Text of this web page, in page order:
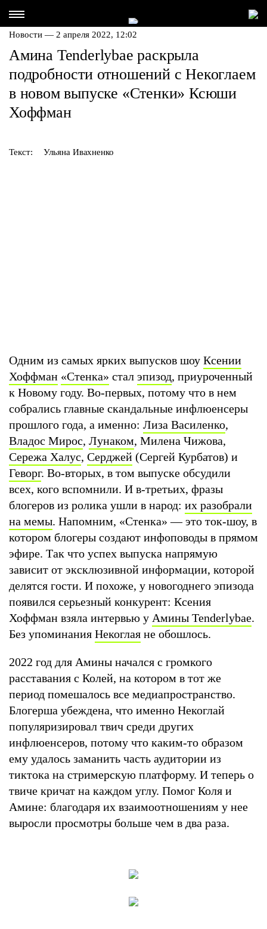
Новости — 2 апреля 2022, 12:02
Амина Tenderlybae раскрыла
подробности отношений с Некоглаем
в новом выпуске «Стенки» Ксюши
Хоффман
Текст: Ульяна Ивахненко
Одним из самых ярких выпусков шоу Ксении
Хоффман «Стенка» стал эпизод, приуроченный
к Новому году. Во-первых, потому что в нем
собрались главные скандальные инфлюенсеры
прошлого года, а именно: Лиза Василенко,
Владос Мирос, Лунаком, Милена Чижова,
Сережа Халус, Серджей (Сергей Курбатов) и
Геворг. Во-вторых, в том выпуске обсудили
всех, кого вспомнили. И в-третьих, фразы
блогеров из ролика ушли в народ: их разобрали
на мемы. Напомним, «Стенка» — это ток-шоу, в
котором блогеры создают инфоповоды в прямом
эфире. Так что успех выпуска напрямую
зависит от эксклюзивной информации, которой
делятся гости. И похоже, у новогоднего эпизода
появился серьезный конкурент: Ксения
Хоффман взяла интервью у Амины Tenderlybae.
Без упоминания Некоглая не обошлось.
2022 год для Амины начался с громкого
расставания с Колей, на котором в тот же
период помешалось все медиапространство.
Блогерша убеждена, что именно Некоглай
популяризировал твич среди других
инфлюенсеров, потому что каким-то образом
ему удалось заманить часть аудитории из
тиктока на стримерскую платформу. И теперь о
твиче кричат на каждом углу. Помог Коля и
Амине: благодаря их взаимоотношениям у нее
выросли просмотры больше чем в два раза.